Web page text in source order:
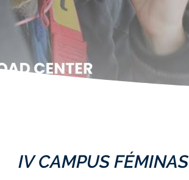
IV CAMPUS